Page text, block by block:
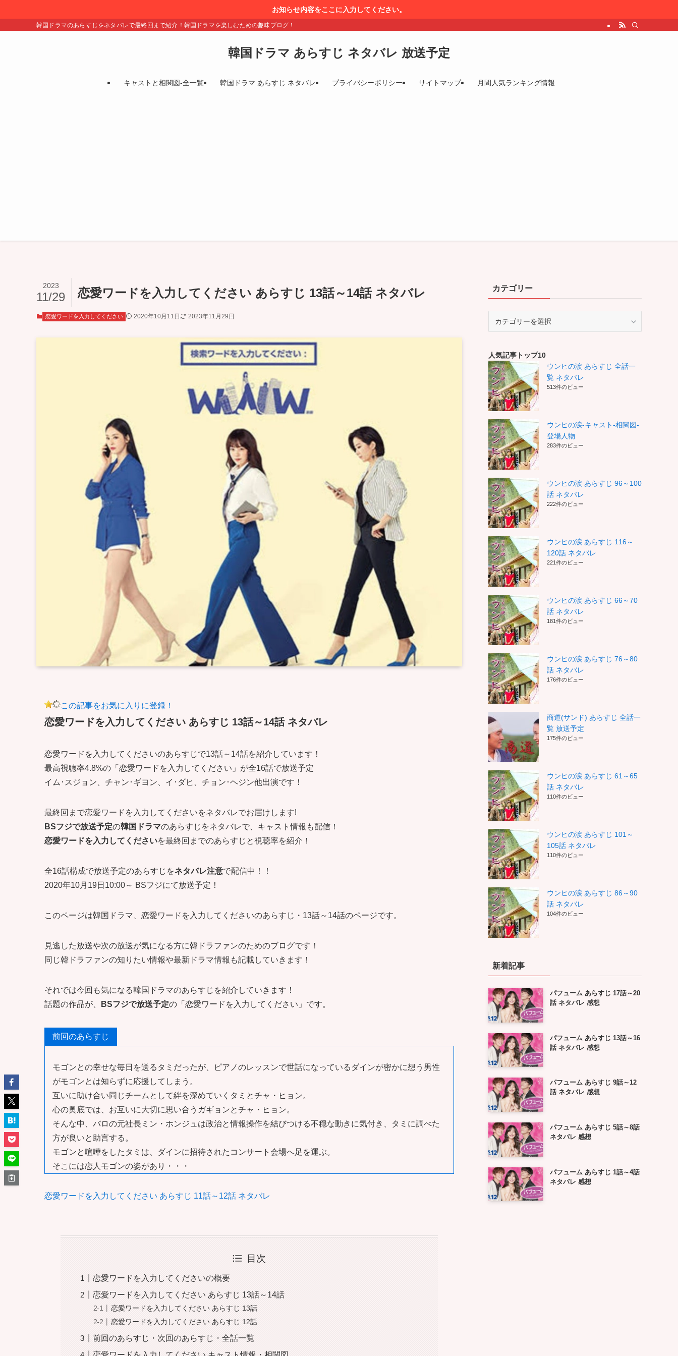
お知らせ内容をここに入力してください。
韓国ドラマのあらすじをネタバレで最終回まで紹介！韓国ドラマを楽しむための趣味ブログ！
韓国ドラマ あらすじ ネタバレ 放送予定
キャストと相関図-全一覧 韓国ドラマ あらすじ ネタバレ プライバシーポリシー サイトマップ 月間人気ランキング情報
恋愛ワードを入力してください あらすじ 13話～14話 ネタバレ
2023
11/29
恋愛ワードを入力してください 2020年10月11日 2023年11月29日
この記事をお気に入りに登録！
恋愛ワードを入力してください あらすじ 13話～14話 ネタバレ
恋愛ワードを入力してくださいのあらすじで13話～14話を紹介しています！
最高視聴率4.8%の「恋愛ワードを入力してください」が全16話で放送予定
イム･スジョン、チャン･ギヨン、イ･ダヒ、チョン･ヘジン他出演です！
最終回まで恋愛ワードを入力してくださいをネタバレでお届けします!
BSフジで放送予定の韓国ドラマのあらすじをネタバレで、キャスト情報も配信！
恋愛ワードを入力してくださいを最終回までのあらすじと視聴率を紹介！
全16話構成で放送予定のあらすじをネタバレ注意で配信中！！
2020年10月19日10:00～ BSフジにて放送予定！
このページは韓国ドラマ、恋愛ワードを入力してくださいのあらすじ・13話～14話のページです。
見逃した放送や次の放送が気になる方に韓ドラファンのためのブログです！
同じ韓ドラファンの知りたい情報や最新ドラマ情報も記載していきます！
それでは今回も気になる韓国ドラマのあらすじを紹介していきます！
話題の作品が、
BSフジで放送予定の「恋愛ワードを入力してください」 です。
前回のあらすじ
モゴンとの幸せな毎日を送るタミだったが、ピアノのレッスンで世話になっているダインが密かに想う男性
がモゴンとは知らずに応援してしまう。
互いに助け合い同じチームとして絆を深めていくタミとチャ・ヒョン。
心の奥底では、お互いに大切に思い合うガギョンとチャ・ヒョン。
そんな中、バロの元社長ミン・ホンジュは政治と情報操作を結びつける不穏な動きに気付き、タミに調べた
方が良いと助言する。
モゴンと喧嘩をしたタミは、ダインに招待されたコンサート会場へ足を運ぶ。
そこには恋人モゴンの姿があり・・・
恋愛ワードを入力してください あらすじ 11話～12話 ネタバレ
目次
恋愛ワードを入力してくださいの概要
恋愛ワードを入力してください あらすじ 13話～14話
恋愛ワードを入力してください あらすじ 13話
恋愛ワードを入力してください あらすじ 12話
前回のあらすじ・次回のあらすじ・全話一覧
カテゴリー
ー
人気記事トップ10
ウンヒの涙 あらすじ 全話一
覧 ネタバレ
513件のビュー
ウンヒの涙-キャスト-相関図-
登場人物
283件のビュー
ウンヒの涙 あらすじ 96～100
話 ネタバレ
222件のビュー
ウンヒの涙 あらすじ 116～
120話 ネタバレ
221件のビュー
ウンヒの涙 あらすじ 66～70
話 ネタバレ
181件のビュー
ウンヒの涙 あらすじ 76～80
話 ネタバレ
176件のビュー
商道(サンド) あらすじ 全話一
覧 放送予定
175件のビュー
ウンヒの涙 あらすじ 61～65
話 ネタバレ
110件のビュー
ウンヒの涙 あらすじ 101～
105話 ネタバレ
110件のビュー
ウンヒの涙 あらすじ 86～90
話 ネタバレ
104件のビュー
新着記事
パフューム あらすじ 17話～20
話 ネタバレ 感想
パフューム あらすじ 13話～16
話 ネタバレ 感想
パフューム あらすじ 9話～12
話 ネタバレ 感想
パフューム あらすじ 5話～8話
ネタバレ 感想
パフューム あらすじ 1話～4話
ネタバレ 感想